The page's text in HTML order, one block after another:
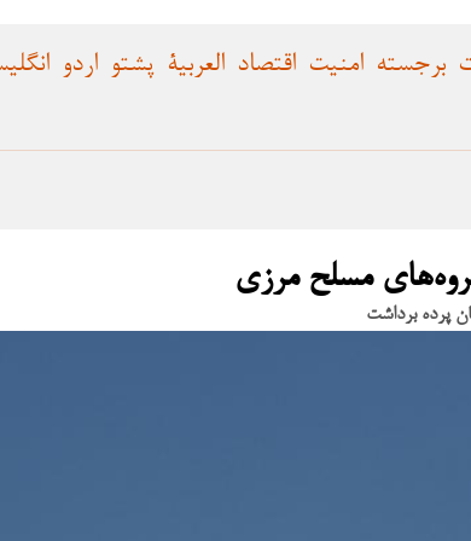
اقتصاد امنیت برجسته اردو پشتو العربية
مسلح مرزی
پرده برداشت